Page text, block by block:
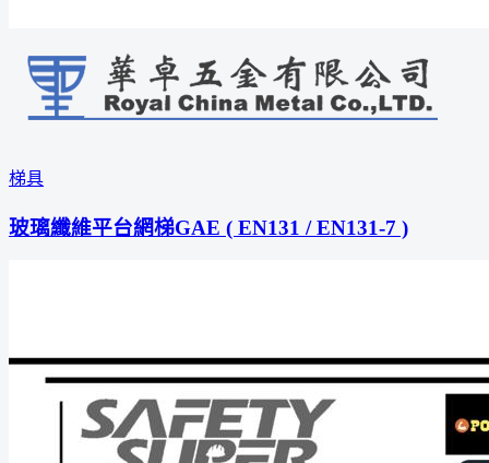
梯具
玻璃纖維平台網梯GAE ( EN131 / EN131-7 )